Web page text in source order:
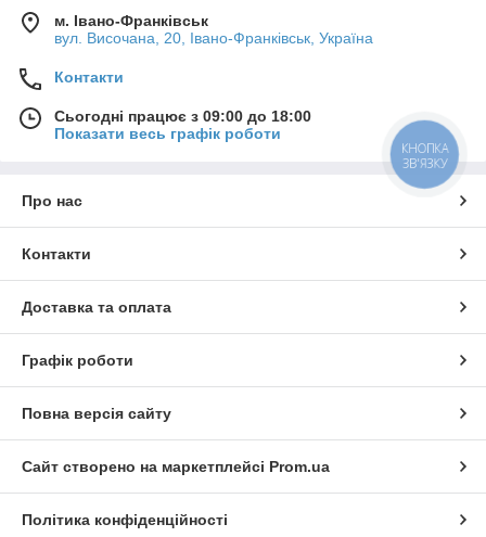
м. Івано-Франківськ
вул. Височана, 20, Івано-Франківськ, Україна
Контакти
Сьогодні працює з 09:00 до 18:00
Показати весь графік роботи
Про нас
Контакти
Доставка та оплата
Графік роботи
Повна версія сайту
Сайт створено на маркетплейсі Prom.ua
Політика конфіденційності
КНОПКА
ЗВ'ЯЗКУ